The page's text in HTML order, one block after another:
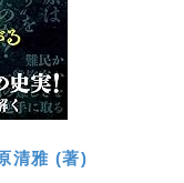
清雅 (著)